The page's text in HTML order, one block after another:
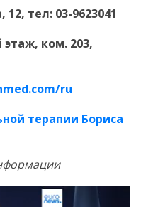
12, тел: 03-9623041
этаж, ком. 203,
ru
терапии Бориса